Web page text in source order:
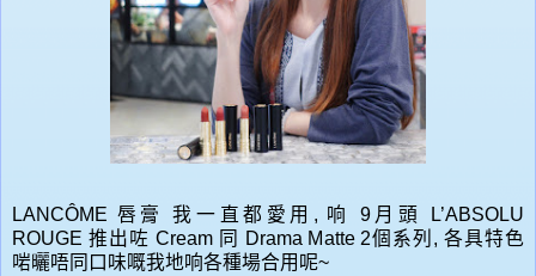
LANCÔME 唇膏 我一直都愛用, 响 9月頭 L’ABSOLU
ROUGE 推出咗 Cream 同 Drama Matte 2個系列, 各具特色
啱曬唔同口味嘅我地响各種場合用呢~